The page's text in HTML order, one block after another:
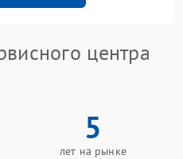
центра
5
лет на рынке